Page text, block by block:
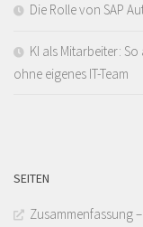
Die Rolle von SAP
KI als Mitarbeiter:
ohne eigenes IT-Team
SEITEN
Zusammenfassung